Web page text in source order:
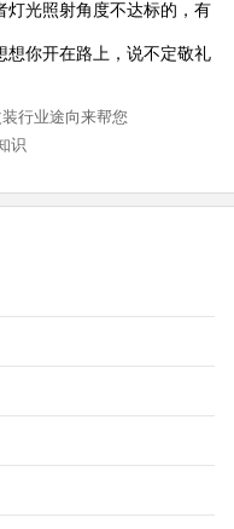
灯光照射角度不达标的，有
想你开在路上，说不定敬礼
行业途向来帮您
识
透镜大灯
光大灯